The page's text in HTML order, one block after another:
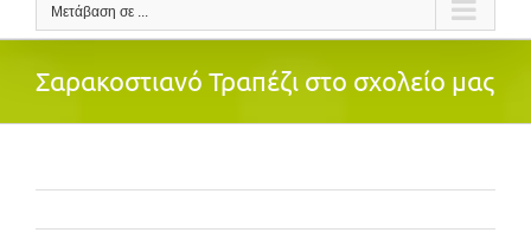
Μετάβαση σε ...
Σαρακοστιανό Τραπέζι στο σχολείο μας